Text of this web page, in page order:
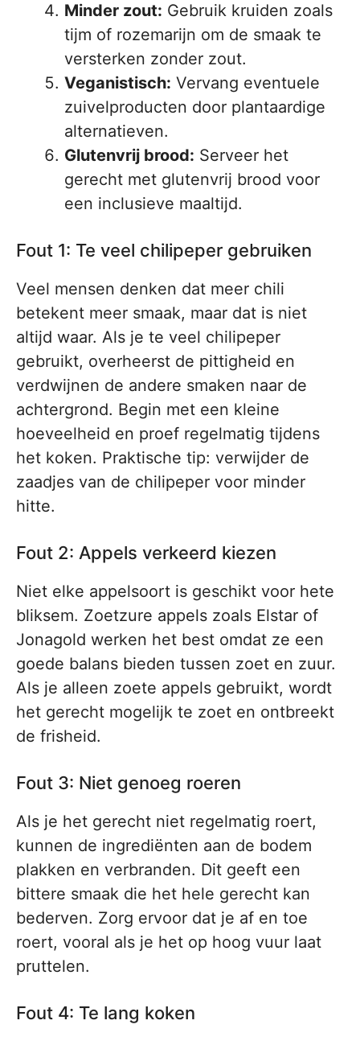
Minder zout: Gebruik kruiden zoals
tijm of rozemarijn om de smaak te
versterken zonder zout.
Veganistisch: Vervang eventuele
zuivelproducten door plantaardige
alternatieven.
Glutenvrij brood: Serveer het
gerecht met glutenvrij brood voor
een inclusieve maaltijd.
Fout 1: Te veel chilipeper gebruiken
Veel mensen denken dat meer chili
betekent meer smaak, maar dat is niet
altijd waar. Als je te veel chilipeper
gebruikt, overheerst de pittigheid en
verdwijnen de andere smaken naar de
achtergrond. Begin met een kleine
hoeveelheid en proef regelmatig tijdens
het koken. Praktische tip: verwijder de
zaadjes van de chilipeper voor minder
hitte.
Fout 2: Appels verkeerd kiezen
Niet elke appelsoort is geschikt voor hete
bliksem. Zoetzure appels zoals Elstar of
Jonagold werken het best omdat ze een
goede balans bieden tussen zoet en zuur.
Als je alleen zoete appels gebruikt, wordt
het gerecht mogelijk te zoet en ontbreekt
de frisheid.
Fout 3: Niet genoeg roeren
Als je het gerecht niet regelmatig roert,
kunnen de ingrediënten aan de bodem
plakken en verbranden. Dit geeft een
bittere smaak die het hele gerecht kan
bederven. Zorg ervoor dat je af en toe
roert, vooral als je het op hoog vuur laat
pruttelen.
Fout 4: Te lang koken